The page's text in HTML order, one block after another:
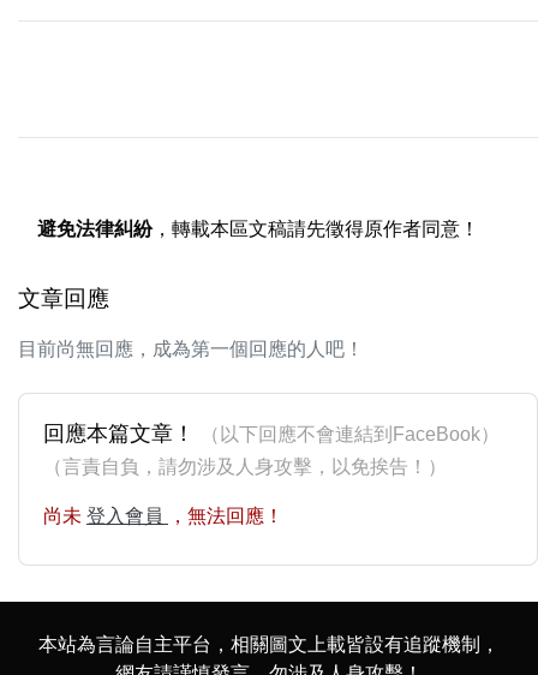
避免法律糾紛，轉載本區文稿請先徵得原作者同意！
文章回應
目前尚無回應，成為第一個回應的人吧！
回應本篇文章！
（以下回應不會連結到FaceBook）
（言責自負，請勿涉及人身攻擊，以免挨告！）
尚未 登入會員 ，無法回應！
本站為言論自主平台，相關圖文上載皆設有追蹤機制，